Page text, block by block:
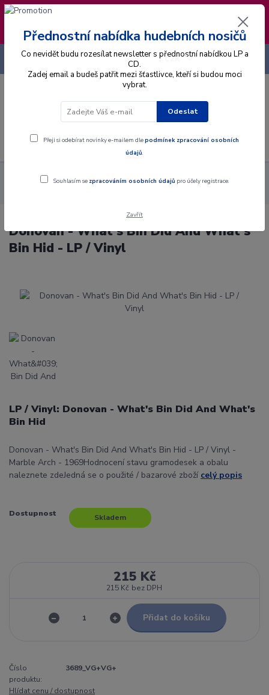
❣️ Od 4.8. do 13.8. čerpám dovolenou. Datum
expedice objednávek se posouvá na pátek
14.8.2026 🐋
Menu
CZK
+420 725 736 293
Alba Gramodesky
Donovan - What's Bin Did And What's Bin
Donovan - What's Bin Did And What's
Bin Hid - LP / Vinyl
LP / Vinyl: Donovan - What's Bin Did And What's
Bin Hid
Donovan - What's Bin Did And What's Bin Hid - LP / Vinyl -
Marble Arch - 1969Hodnocení stavu gramodesek a obalu
naleznete zdeJedná se o použité / bazarové zboží celý popis
Dostupnost Skladem
215 Kč
215 Kč bez DPH
Přidat do košíku
Číslo
produktu:
3689_VG+VG+
Hlídat cenu / dostupnost
Přednostní nabídka hudebních nosičů
Co nevidět budu rozesílat newsletter s přednostní nabídkou LP a
CD.
Zadej email a budeš patřit mezi šťastlivce, kteří si budou moci
vybrat.
Odeslat
Přeji si odebírat novinky e-mailem dlepodmínek zpracování osobních
údajů.
Souhlasím se zpracováním osobních údajů pro účely registrace.
Zavřít